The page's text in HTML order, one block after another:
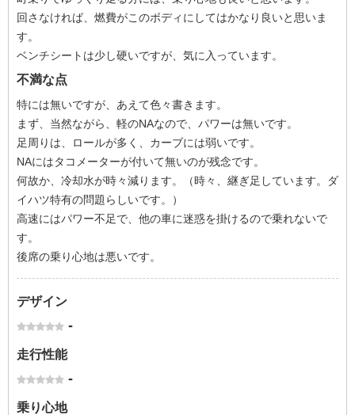
回さなければ、燃費がこのボディにしてはかなり良いと思いま
す。
ベンチシートは少し硬いですが、気に入っています。
不満な点
特には無いですが、あえて色々書きます。
まず、当然ながら、軽のNAなので、パワーは無いです。
足周りは、ロールが多く、カーブには弱いです。
NAにはタコメーターが付いて無いのが残念です。
何故か、冷却水が時々減ります。（時々、継ぎ足しています。ダ
イハツ特有の問題らしいです。）
高速にはパワー不足で、他の車に迷惑を掛けるので乗れないで
す。
後席の乗り心地は悪いです。
デザイン
-
走行性能
-
乗り心地